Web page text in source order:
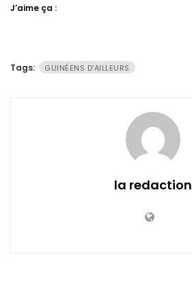
J’aime ça :
Tags: GUINÉENS D'AILLEURS
la redaction